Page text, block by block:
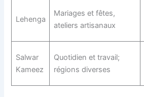
Lehenga
Mariages et fêtes,
ateliers artisanaux
Salwar
Kameez
Quotidien et travail;
régions diverses